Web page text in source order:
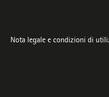
Nota legale e condizioni di